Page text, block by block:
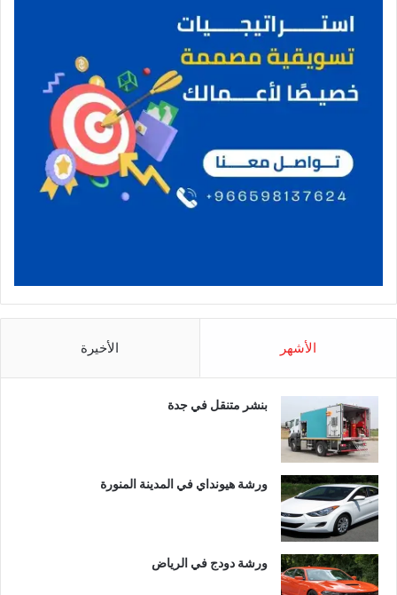
الأشهر الأخيرة
بنشر متنقل في جدة
ورشة هيونداي في المدينة المنورة
ورشة دودج في الرياض